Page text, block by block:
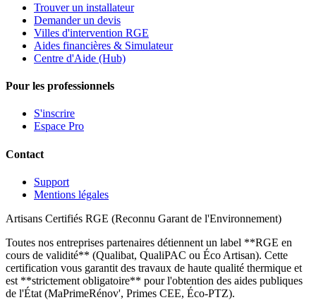
Trouver un installateur
Demander un devis
Villes d'intervention RGE
Aides financières & Simulateur
Centre d'Aide (Hub)
Pour les professionnels
S'inscrire
Espace Pro
Contact
Support
Mentions légales
Artisans Certifiés RGE (Reconnu Garant de l'Environnement)
Toutes nos entreprises partenaires détiennent un label **RGE en
cours de validité** (Qualibat, QualiPAC ou Éco Artisan). Cette
certification vous garantit des travaux de haute qualité thermique et
est **strictement obligatoire** pour l'obtention des aides publiques
de l'État (MaPrimeRénov', Primes CEE, Éco-PTZ).